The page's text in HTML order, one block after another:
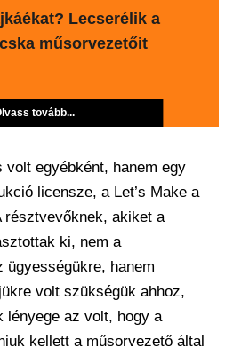
Lecserélik a
műsorvezetőit
tovább...
volt egyébként, hanem egy
licensze, a Let’s Make a
résztvevőknek, akiket a
ki, nem a
ügyességükre, hanem
volt szükségük ahhoz,
lényege az volt, hogy a
kellett a műsorvezető által